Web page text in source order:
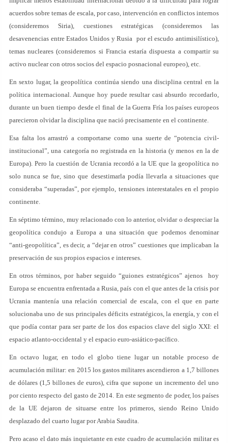
acuerdos sobre temas de escala, por caso, intervención en conflictos internos
(consideremos Siria), cuestiones estratégicas (consideremos las
desavenencias entre Estados Unidos y Rusia por el escudo antimisilístico),
temas nucleares (consideremos si Francia estaría dispuesta a compartir su
activo nuclear con otros socios del espacio posnacional europeo), etc.
En sexto lugar, la geopolítica continúa siendo una disciplina central en la
política internacional. Aunque hoy puede resultar casi absurdo recordarlo,
durante un buen tiempo desde el final de la Guerra Fría los países europeos
parecieron olvidar la disciplina que nació precisamente en el continente.
Esa falta los arrastró a comportarse como una suerte de “potencia civil-
institucional”, una categoría no registrada en la historia (y menos en la de
Europa). Pero la cuestión de Ucrania recordó a la UE que la geopolítica no
solo nunca se fue, sino que desestimarla podía llevarla a situaciones que
consideraba “superadas”, por ejemplo, tensiones interestatales en el propio
continente.
En séptimo término, muy relacionado con lo anterior, olvidar o despreciar la
geopolítica condujo a Europa a una situación que podemos denominar
“anti-geopolítica”, es decir, a “dejar en otros” cuestiones que implicaban la
preservación de sus propios espacios e intereses.
En otros términos, por haber seguido “guiones estratégicos” ajenos hoy
Europa se encuentra enfrentada a Rusia, país con el que antes de la crisis por
Ucrania mantenía una relación comercial de escala, con el que en parte
solucionaba uno de sus principales déficits estratégicos, la energía, y con el
que podía contar para ser parte de los dos espacios clave del siglo XXI: el
espacio atlanto-occidental y el espacio euro-asiático-pacífico.
En octavo lugar, en todo el globo tiene lugar un notable proceso de
acumulación militar: en 2015 los gastos militares ascendieron a 1,7 billones
de dólares (1,5 billones de euros), cifra que supone un incremento del uno
por ciento respecto del gasto de 2014. En este segmento de poder, los países
de la UE dejaron de situarse entre los primeros, siendo Reino Unido
desplazado del cuarto lugar por Arabia Saudita.
Pero acaso el dato más inquietante en este cuadro de acumulación militar es